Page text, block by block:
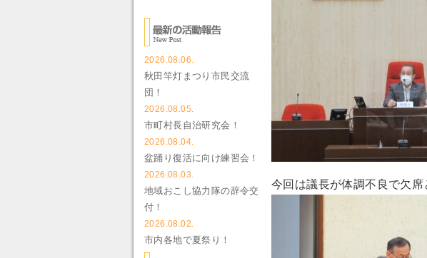
今回は議長が体調不良で欠席
2026.08.06.
秋田竿灯まつり市民交流
団！
2026.08.05.
市町村長自治研究会！
2026.08.04.
盆踊り復活に向け練習会！
2026.08.03.
地域おこし協力隊の辞令交
付！
2026.08.02.
市内各地で夏祭り！